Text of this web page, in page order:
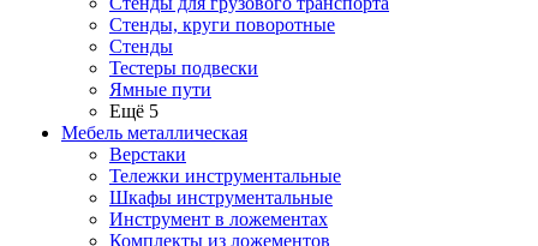
Стенды, круги поворотные
Стенды
Тестеры подвески
Ямные пути
Ещё 5
Мебель металлическая
Верстаки
Тележки инструментальные
Шкафы инструментальные
Инструмент в ложементах
Комплекты из ложементов